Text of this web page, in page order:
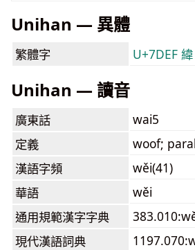
Unihan — 異體
繁體字 U+7DEF 緯
Unihan — 讀音
廣東話
wai5
定義
woof;
漢語字頻
wěi(41)
華語
wěi
通用規範漢字字典
現代漢語詞典